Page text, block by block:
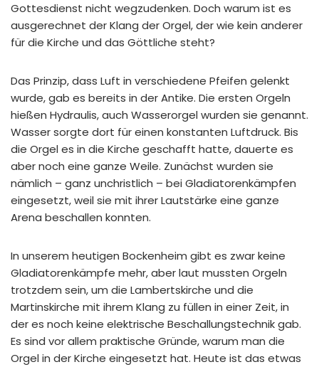
Gottesdienst nicht wegzudenken. Doch warum ist es
ausgerechnet der Klang der Orgel, der wie kein anderer
für die Kirche und das Göttliche steht?
Das Prinzip, dass Luft in verschiedene Pfeifen gelenkt
wurde, gab es bereits in der Antike. Die ersten Orgeln
hießen Hydraulis, auch Wasserorgel wurden sie genannt.
Wasser sorgte dort für einen konstanten Luftdruck. Bis
die Orgel es in die Kirche geschafft hatte, dauerte es
aber noch eine ganze Weile. Zunächst wurden sie
nämlich – ganz unchristlich – bei Gladiatorenkämpfen
eingesetzt, weil sie mit ihrer Lautstärke eine ganze
Arena beschallen konnten.
In unserem heutigen Bockenheim gibt es zwar keine
Gladiatorenkämpfe mehr, aber laut mussten Orgeln
trotzdem sein, um die Lambertskirche und die
Martinskirche mit ihrem Klang zu füllen in einer Zeit, in
der es noch keine elektrische Beschallungstechnik gab.
Es sind vor allem praktische Gründe, warum man die
Orgel in der Kirche eingesetzt hat. Heute ist das etwas